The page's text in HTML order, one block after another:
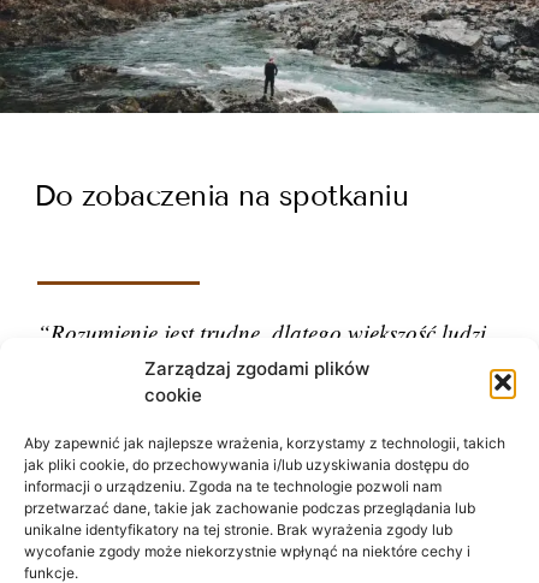
Zarządzaj zgodami plików
cookie
Aby zapewnić jak najlepsze wrażenia, korzystamy z technologii, takich
jak pliki cookie, do przechowywania i/lub uzyskiwania dostępu do
informacji o urządzeniu. Zgoda na te technologie pozwoli nam
przetwarzać dane, takie jak zachowanie podczas przeglądania lub
unikalne identyfikatory na tej stronie. Brak wyrażenia zgody lub
wycofanie zgody może niekorzystnie wpłynąć na niektóre cechy i
funkcje.
Do zobaczenia na spotkaniu
“Rozumienie jest trudne, dlatego większość ludzi
– Carl Gustav Jung